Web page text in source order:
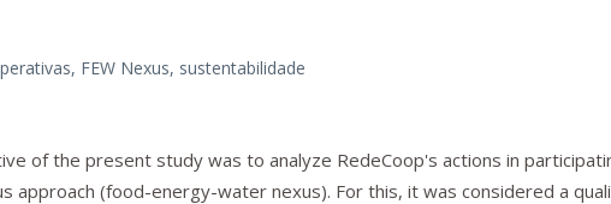
FEW Nexus, sustentabilidade
of the present study was to analyze RedeCoop's actions in
approach (food-energy-water nexus). For this, it was considered a